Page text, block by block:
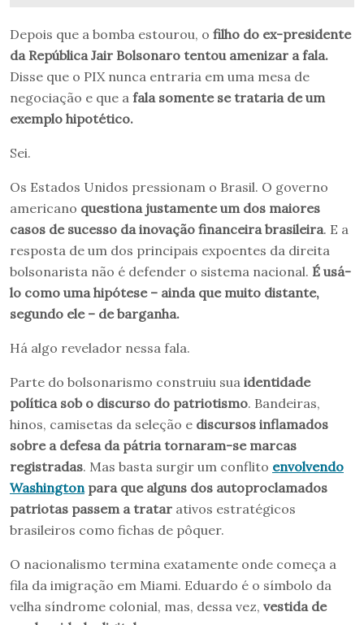
Depois que a bomba estourou, o filho do ex-presidente
da República Jair Bolsonaro tentou amenizar a fala.
Disse que o PIX nunca entraria em uma mesa de
negociação e que a fala somente se trataria de um
exemplo hipotético.
Sei.
Os Estados Unidos pressionam o Brasil. O governo
americano questiona justamente um dos maiores
casos de sucesso da inovação financeira brasileira. E a
resposta de um dos principais expoentes da direita
bolsonarista não é defender o sistema nacional. É usá-
lo como uma hipótese – ainda que muito distante,
segundo ele – de barganha.
Há algo revelador nessa fala.
Parte do bolsonarismo construiu sua identidade
política sob o discurso do patriotismo. Bandeiras,
hinos, camisetas da seleção e discursos inflamados
sobre a defesa da pátria tornaram-se marcas
registradas. Mas basta surgir um conflito envolvendo
Washington para que alguns dos autoproclamados
patriotas passem a tratar ativos estratégicos
brasileiros como fichas de pôquer.
O nacionalismo termina exatamente onde começa a
fila da imigração em Miami. Eduardo é o símbolo da
velha síndrome colonial, mas, dessa vez, vestida de